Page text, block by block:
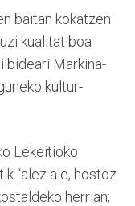
baitan kokatzen
kualitatiboa
Markina-
kultur-
Lekeitioko
“alez ale, hostoz
herrian;